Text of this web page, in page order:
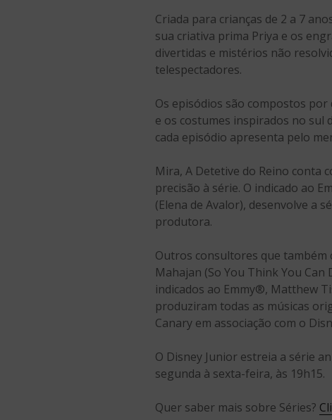
Criada para crianças de 2 a 7
sua criativa prima Priya e os
divertidas e mistérios não
telespectadores.
Os episódios são compostos
e os costumes inspirados no sul
cada episódio apresenta pelo
Mira, A Detetive do Reino conta
precisão à série. O indicado ao
(Elena de Avalor), desenvolve a
produtora.
Outros consultores que também
Mahajan (So You Think You
indicados ao Emmy®, Matthew
produziram todas as músicas
Canary em associação com o
O Disney Junior estreia a série
segunda à sexta-feira, às 19h15.
Quer saber mais sobre Séries?